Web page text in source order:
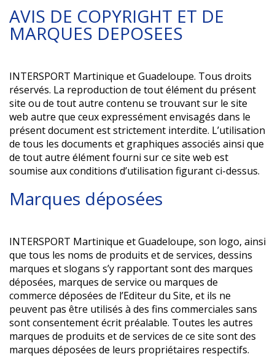
AVIS DE COPYRIGHT ET DE
MARQUES DEPOSEES
INTERSPORT Martinique et Guadeloupe. Tous droits
réservés. La reproduction de tout élément du présent
site ou de tout autre contenu se trouvant sur le site
web autre que ceux expressément envisagés dans le
présent document est strictement interdite. L’utilisation
de tous les documents et graphiques associés ainsi que
de tout autre élément fourni sur ce site web est
soumise aux conditions d’utilisation figurant ci-dessus.
Marques déposées
INTERSPORT Martinique et Guadeloupe, son logo, ainsi
que tous les noms de produits et de services, dessins
marques et slogans s’y rapportant sont des marques
déposées, marques de service ou marques de
commerce déposées de l’Editeur du Site, et ils ne
peuvent pas être utilisés à des fins commerciales sans
sont consentement écrit préalable. Toutes les autres
marques de produits et de services de ce site sont des
marques déposées de leurs propriétaires respectifs.